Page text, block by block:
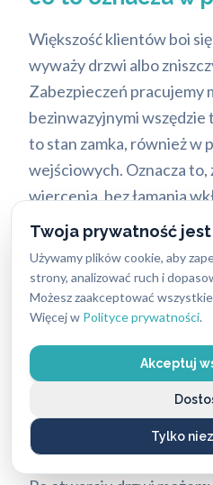
Twoja prywatność
Używamy plików cookie, aby
strony, analizować ruch i
Możesz zaakceptować
Więcej w Polityce prywatności.
Akceptuj
Tylko
Większość klientów boi
wyważy drzwi albo
Zabezpieczeń pracujemy
bezinwazyjnymi wszędzie
to stan zamka, również w
wejściowych. Oznacza
wiercenia, bez łamania
ościeżnicy.
Kiedy metoda
Zdarza się to przy
uszkodzonych, np. po
mechanizm jest
sytuacjach działamy
przed przystąpieniem do
decydujemy o dalszym
bez Twojej zgody.